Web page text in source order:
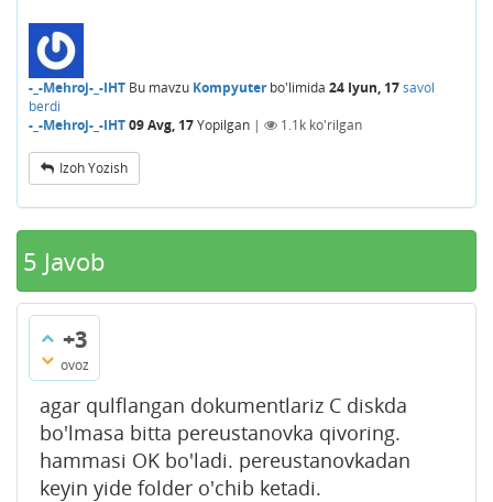
-_-Mehroj-_-IHT Bu mavzu Kompyuterbo'limida 24 Iyun, 17savol
berdi
-_-Mehroj-_-IHT09 Avg, 17Yopilgan | 1.1k ko'rilgan
Izoh Yozish
5 Javob
+3
ovoz
agar qulflangan dokumentlariz C diskda
bo'lmasa bitta pereustanovka qivoring.
hammasi OK bo'ladi. pereustanovkadan
keyin yide folder o'chib ketadi.